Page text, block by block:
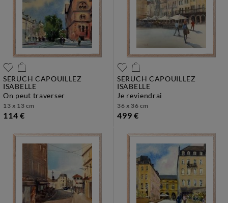
SERUCH CAPOUILLEZ
ISABELLE
on peut traverser
13 x 13 cm
114 €
SERUCH CAPOUILLEZ
ISABELLE
je reviendrai
36 x 36 cm
499 €